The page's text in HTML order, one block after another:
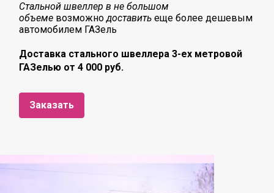
Стальной швеллер в не большом
объеме возможнодоставить еще более дешевым
автомобилем ГАЗель
Доставка стального швеллера 3-ех метровой
ГАЗелью от 4 000 руб.
Заказать